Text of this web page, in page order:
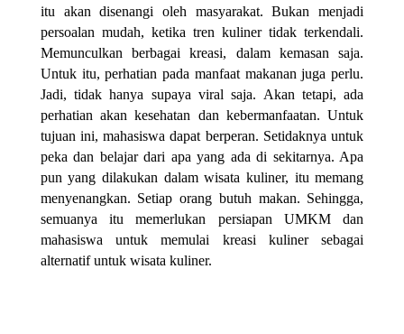
itu akan disenangi oleh masyarakat. Bukan menjadi
persoalan mudah, ketika tren kuliner tidak terkendali.
Memunculkan berbagai kreasi, dalam kemasan saja.
Untuk itu, perhatian pada manfaat makanan juga perlu.
Jadi, tidak hanya supaya viral saja. Akan tetapi, ada
perhatian akan kesehatan dan kebermanfaatan. Untuk
tujuan ini, mahasiswa dapat berperan. Setidaknya untuk
peka dan belajar dari apa yang ada di sekitarnya. Apa
pun yang dilakukan dalam wisata kuliner, itu memang
menyenangkan. Setiap orang butuh makan. Sehingga,
semuanya itu memerlukan persiapan UMKM dan
mahasiswa untuk memulai kreasi kuliner sebagai
alternatif untuk wisata kuliner.